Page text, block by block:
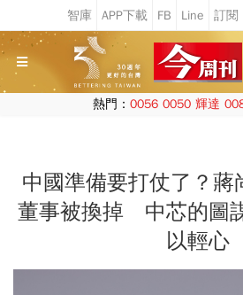
熱門： 0056 0050 輝達
中國準備要打仗了？蔣
董事被換掉 中芯的圖
以輕心